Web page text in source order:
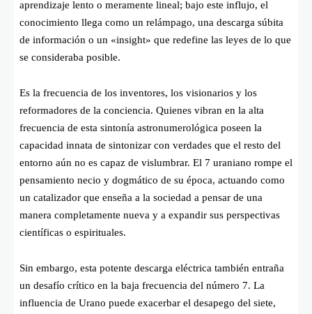
aprendizaje lento o meramente lineal; bajo este influjo, el
conocimiento llega como un relámpago, una descarga súbita
de información o un «insight» que redefine las leyes de lo que
se consideraba posible.
Es la frecuencia de los inventores, los visionarios y los
reformadores de la conciencia. Quienes vibran en la alta
frecuencia de esta sintonía astronumerológica poseen la
capacidad innata de sintonizar con verdades que el resto del
entorno aún no es capaz de vislumbrar. El 7 uraniano rompe el
pensamiento necio y dogmático de su época, actuando como
un catalizador que enseña a la sociedad a pensar de una
manera completamente nueva y a expandir sus perspectivas
científicas o espirituales.
Sin embargo, esta potente descarga eléctrica también entraña
un desafío crítico en la baja frecuencia del número 7. La
influencia de Urano puede exacerbar el desapego del siete,